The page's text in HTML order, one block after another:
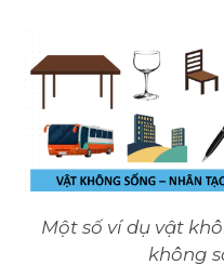
Một số ví dụ vật
không